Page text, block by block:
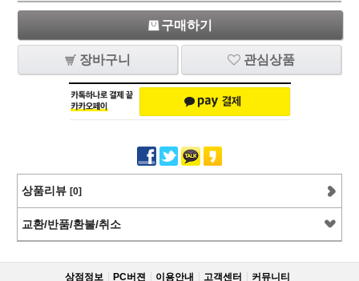
구매하기
장바구니 관심상품
상품리뷰 [0]
교환/반품/환불/취소
상점정보 PC버젼 이용안내 고객센터 커뮤니티